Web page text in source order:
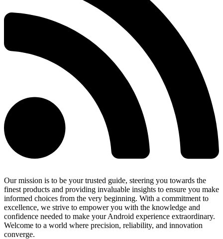
Our mission is to be your trusted guide, steering you towards the
finest products and providing invaluable insights to ensure you make
informed choices from the very beginning. With a commitment to
excellence, we strive to empower you with the knowledge and
confidence needed to make your Android experience extraordinary.
Welcome to a world where precision, reliability, and innovation
converge.